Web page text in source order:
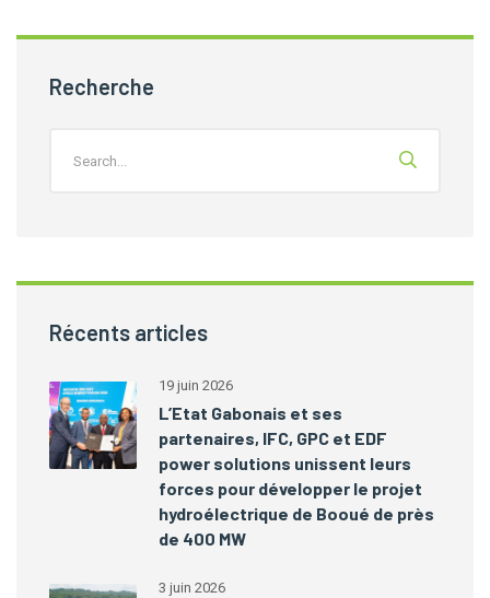
Recherche
Récents articles
19 juin 2026
L’Etat Gabonais et ses
partenaires, IFC, GPC et EDF
power solutions unissent leurs
forces pour développer le projet
hydroélectrique de Booué de près
de 400 MW
3 juin 2026